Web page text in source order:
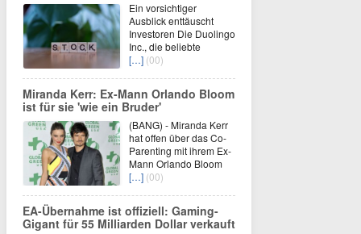
Ein vorsichtiger
Ausblick enttäuscht
Investoren Die Duolingo
Inc., die beliebte
[…] (00)
Miranda Kerr: Ex-Mann Orlando Bloom
ist für sie 'wie ein Bruder'
(BANG) - Miranda Kerr
hat offen über das Co-
Parenting mit ihrem Ex-
Mann Orlando Bloom
[…] (00)
EA-Übernahme ist offiziell: Gaming-
Gigant für 55 Milliarden Dollar verkauft